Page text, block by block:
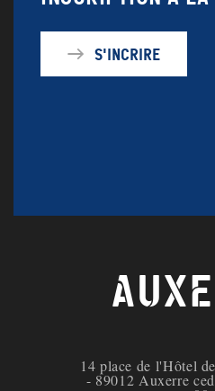
S'incrire
14 place de l'Hôtel
- 89012 Auxerre